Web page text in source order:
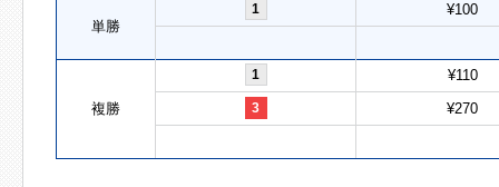
単勝
1 ¥100
複勝
1 ¥110
3 ¥270